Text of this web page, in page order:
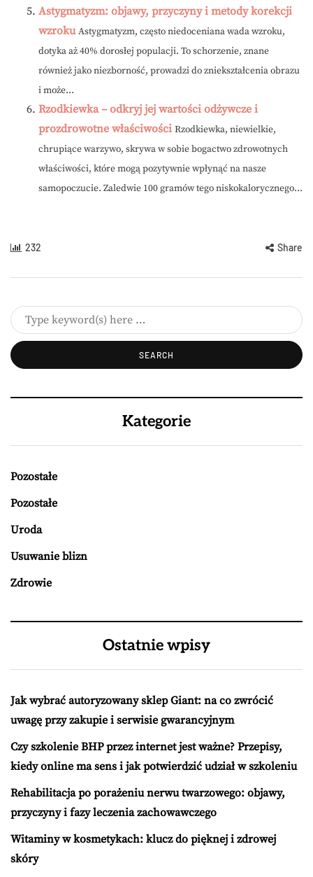
Astygmatyzm: objawy, przyczyny i metody korekcji
wzroku Astygmatyzm, często niedoceniana wada wzroku,
dotyka aż 40% dorosłej populacji. To schorzenie, znane
również jako niezborność, prowadzi do zniekształcenia obrazu
i może...
Rzodkiewka – odkryj jej wartości odżywcze i
prozdrowotne właściwości Rzodkiewka, niewielkie,
chrupiące warzywo, skrywa w sobie bogactwo zdrowotnych
właściwości, które mogą pozytywnie wpłynąć na nasze
samopoczucie. Zaledwie 100 gramów tego niskokalorycznego...
232 Share
Kategorie
Pozostałe
Pozostałe
Uroda
Usuwanie blizn
Zdrowie
Ostatnie wpisy
Jak wybrać autoryzowany sklep Giant: na co zwrócić
uwagę przy zakupie i serwisie gwarancyjnym
Czy szkolenie BHP przez internet jest ważne? Przepisy,
kiedy online ma sens i jak potwierdzić udział w szkoleniu
Rehabilitacja po porażeniu nerwu twarzowego: objawy,
przyczyny i fazy leczenia zachowawczego
Witaminy w kosmetykach: klucz do pięknej i zdrowej
skóry